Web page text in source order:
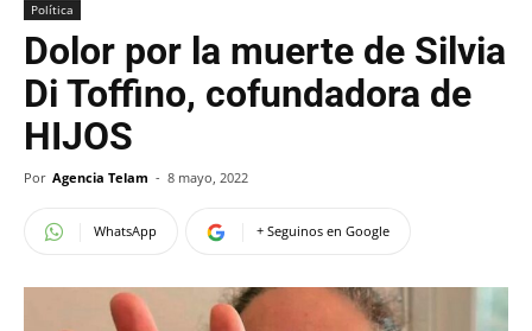
Política
Dolor por la muerte de Silvia
Di Toffino, cofundadora de
HIJOS
Por Agencia Telam - 8 mayo, 2022
WhatsApp + Seguinos en Google